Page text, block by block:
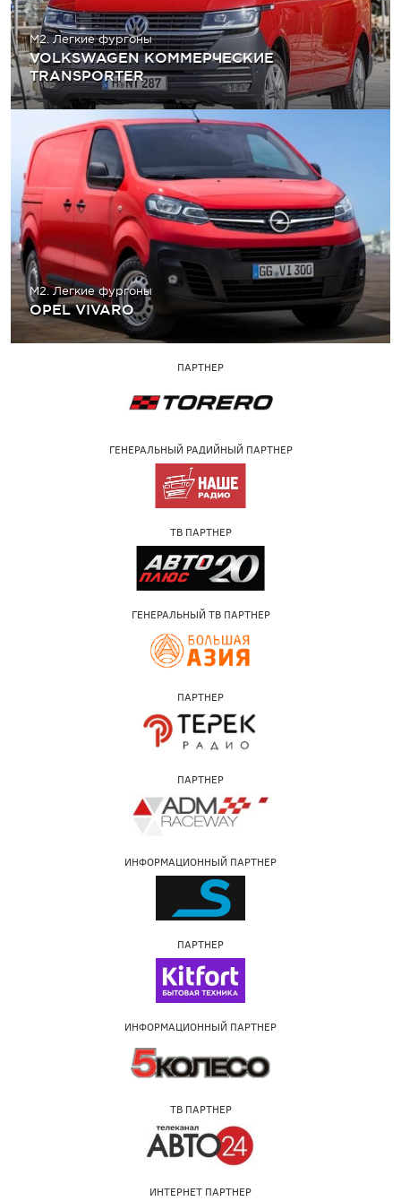
M2. Легкие фургоны
VOLKSWAGEN КОММЕРЧЕСКИЕ
TRANSPORTER
M2. Легкие фургоны
OPEL VIVARO
ПАРТНЕР
ГЕНЕРАЛЬНЫЙ РАДИЙНЫЙ ПАРТНЕР
ТВ ПАРТНЕР
ГЕНЕРАЛЬНЫЙ ТВ ПАРТНЕР
ПАРТНЕР
ПАРТНЕР
ИНФОРМАЦИОННЫЙ ПАРТНЕР
ПАРТНЕР
ИНФОРМАЦИОННЫЙ ПАРТНЕР
ТВ ПАРТНЕР
ИНТЕРНЕТ ПАРТНЕР